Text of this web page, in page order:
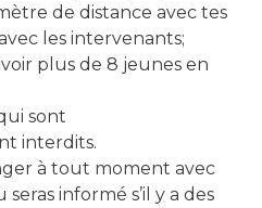
d'inscription
de distance avec tes
les intervenants;
plus de 8 jeunes en
sont
interdits.
à tout moment avec
informé s’il y a des